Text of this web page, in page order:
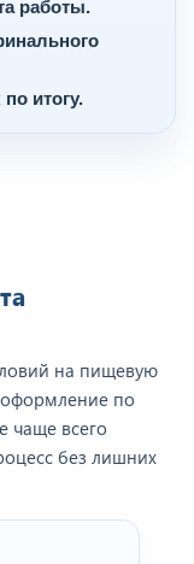
работы.
итогу.
на пищевую
по
чаще всего
без лишних